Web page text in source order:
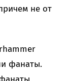
не от
фанаты.